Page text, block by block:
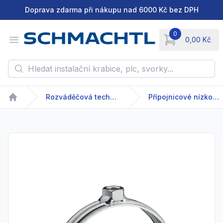
Doprava zdarma při nákupu nad 6000 Kč bez DPH
Open menu
0
0,00 Kč
items in cart,
Hledat instalační krabice, plc, svorky...
Home
Rozváděčová technika Přípojnicové nízkonapětové systémy